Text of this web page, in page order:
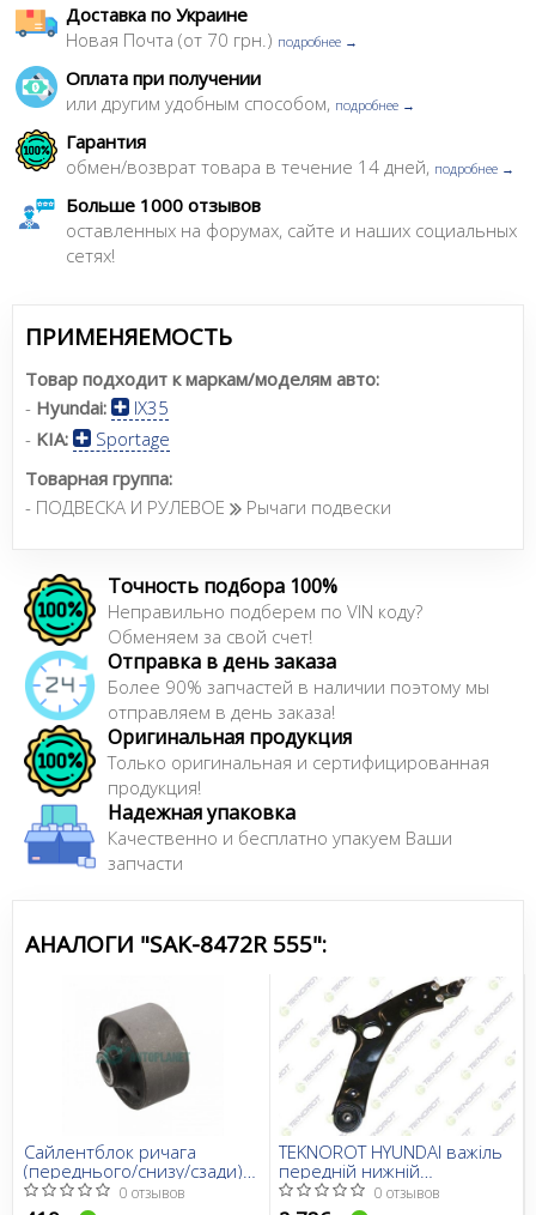
Доставка по Украине
Новая Почта (от 70 грн.) подробнее →
Оплата при получении
или другим удобным способом, подробнее →
Гарантия
обмен/возврат товара в течение 14 дней, подробнее →
Больше 1000 отзывов
оставленных на форумах, сайте и наших социальных
сетях!
ПРИМЕНЯЕМОСТЬ
Товар подходит к маркам/моделям авто:
- Hyundai:
IX35
- KIA:
Sportage
Товарная группа:
- ПОДВЕСКА И РУЛЕВОЕ
Рычаги подвески
Точность подбора 100%
Неправильно подберем по VIN коду?
Обменяем за свой счет!
Отправка в день заказа
Более 90% запчастей в наличии поэтому мы
отправляем в день заказа!
Оригинальная продукция
Только оригинальная и сертифицированная
продукция!
Надежная упаковка
Качественно и бесплатно упакуем Ваши
запчасти
АНАЛОГИ "SAK-8472R 555":
Сайлентблок ричага
(переднього/снизу/сзади)
Kia Sportage 10-15
0 отзывов
TEKNOROT HYUNDAI важіль
передній нижній
прав.ix35,Sportage 10-
0 отзывов